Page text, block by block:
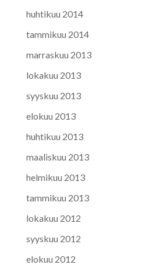
huhtikuu 2014
tammikuu 2014
marraskuu 2013
lokakuu 2013
syyskuu 2013
elokuu 2013
huhtikuu 2013
maaliskuu 2013
helmikuu 2013
tammikuu 2013
lokakuu 2012
syyskuu 2012
elokuu 2012